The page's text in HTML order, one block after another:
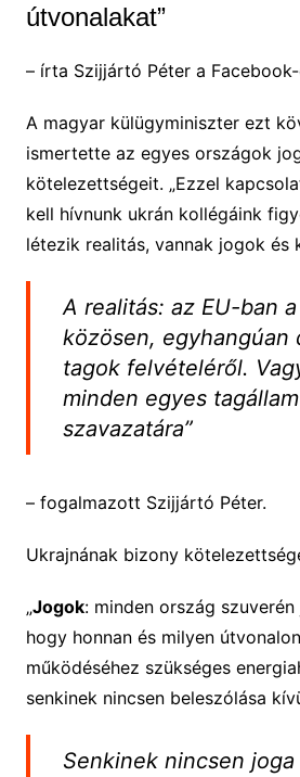
útvonalakat”
– írta Szijjártó Péter a
A magyar külügyminiszter ezt
ismertette az egyes országok
kötelezettségeit. „Ezzel
kell hívnunk ukrán kollégáink
létezik realitás, vannak jogok és
A realitás: az EU-ban
közösen, egyhangúan
tagok felvételéről.
minden egyes
szavazatára”
– fogalmazott Szijjártó Péter.
Ukrajnának bizony
„Jogok: minden ország
hogy honnan és milyen
működéséhez szükséges
senkinek nincsen beleszólása
Senkinek nincsen joga